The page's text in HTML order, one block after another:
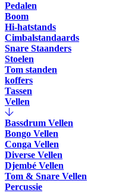
Pedalen
Boom
Hi-hatstands
Cimbalstandaards
Snare Staanders
Stoelen
Tom standen
koffers
Tassen
Vellen
Bassdrum Vellen
Bongo Vellen
Conga Vellen
Diverse Vellen
Djembé Vellen
Tom & Snare Vellen
Percussie